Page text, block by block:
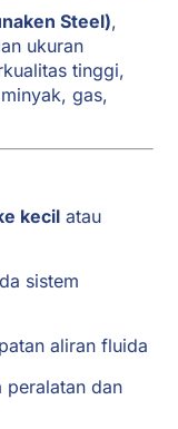
Steel),
ukuran
tinggi,
gas,
kecil atau
sistem
aliran fluida
peralatan dan